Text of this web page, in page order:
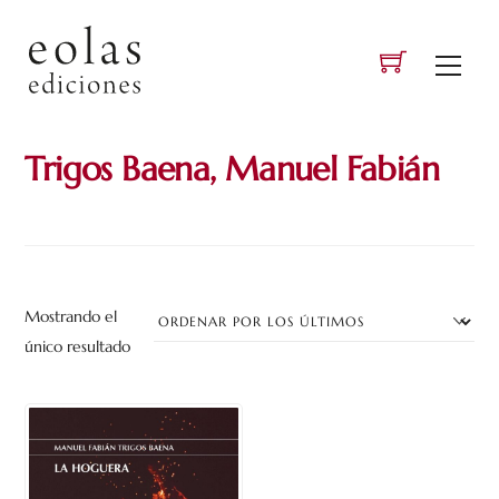
content
Trigos Baena, Manuel Fabián
Mostrando el
único resultado